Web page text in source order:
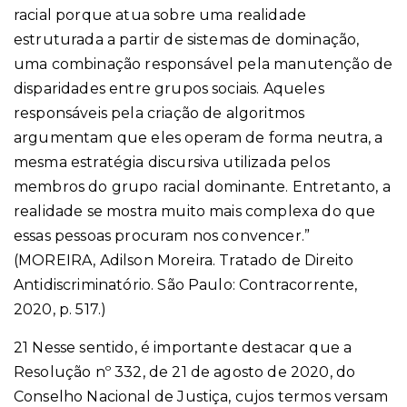
racial porque atua sobre uma realidade
estruturada a partir de sistemas de dominação,
uma combinação responsável pela manutenção de
disparidades entre grupos sociais. Aqueles
responsáveis pela criação de algoritmos
argumentam que eles operam de forma neutra, a
mesma estratégia discursiva utilizada pelos
membros do grupo racial dominante. Entretanto, a
realidade se mostra muito mais complexa do que
essas pessoas procuram nos convencer.”
(MOREIRA, Adilson Moreira. Tratado de Direito
Antidiscriminatório. São Paulo: Contracorrente,
2020, p. 517.)
21 Nesse sentido, é importante destacar que a
Resolução nº 332, de 21 de agosto de 2020, do
Conselho Nacional de Justiça, cujos termos versam